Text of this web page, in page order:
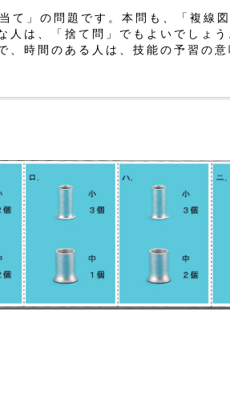
」の問題です。本問も、「複線図
人は、「捨て問」でもよいでしょ
、時間のある人は、技能の予習の意